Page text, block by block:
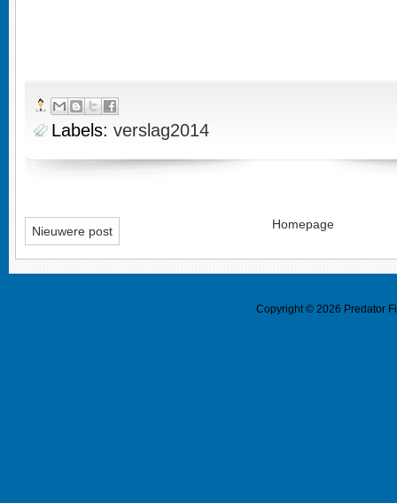
Labels: verslag2014
Nieuwere post Homepage
Copyright © 2026 Predator